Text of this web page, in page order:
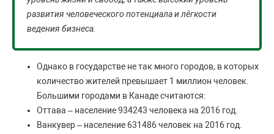
развития человеческого потенциала и лёгкости
ведения бизнеса.
Однако в государстве не так много городов, в которых
количество жителей превышает 1 миллион человек.
Большими городами в Канаде считаются:
Оттава – население 934243 человека на 2016 год.
Ванкувер – население 631486 человек на 2016 год.